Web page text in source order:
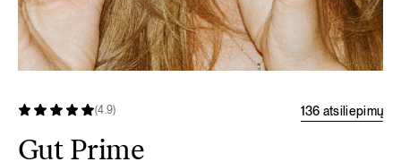
(4.9) 136 atsiliepimų
Gut Prime